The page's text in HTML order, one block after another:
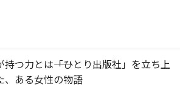
持つ力とは――「ひとり出版社」を立ち上
、ある女性の物語